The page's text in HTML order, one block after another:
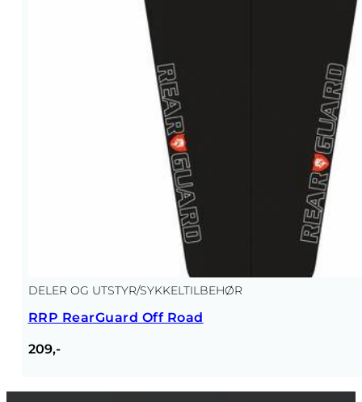
DELER OG UTSTYR/SYKKELTILBEHØR
RRP RearGuard Off Road
209,-